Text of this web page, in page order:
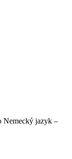
Nemecký jazyk –